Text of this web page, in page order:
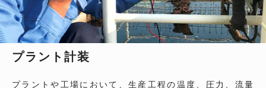
プラント計装
プラントや工場において、生産工程の温度、圧力、流量